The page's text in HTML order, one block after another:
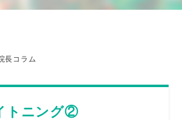
長コラム
トニング②